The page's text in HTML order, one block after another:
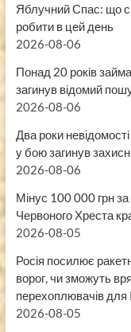
Яблучний Спас: що
робити в цей день
2026-08-06
Понад 20 років
загинув відомий
2026-08-06
Два роки
у бою загинув
2026-08-06
Мінус 100 000 грн
Червоного Хреста
2026-08-05
Росія посилює
ворог, чи зможуть
перехоплювачів
2026-08-05